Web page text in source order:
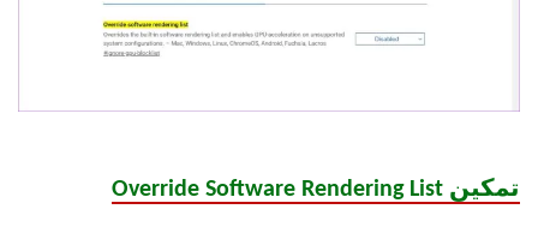
تمكين Override Software Rendering List